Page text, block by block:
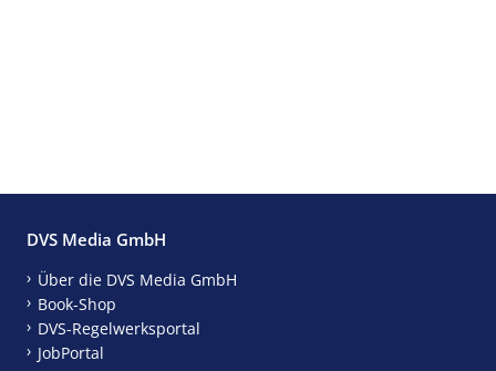
DVS Media GmbH
Über die DVS Media GmbH
Book-Shop
DVS-Regelwerksportal
JobPortal